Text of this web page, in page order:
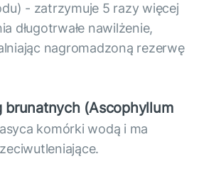
- zatrzymuje 5 razy więcej
długotrwałe nawilżenie,
nagromadzoną rezerwę
brunatnych (Ascophyllum
komórki wodą i ma